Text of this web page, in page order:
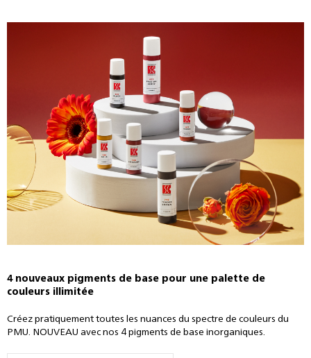
4 nouveaux pigments de base pour une palette de
couleurs illimitée
Créez pratiquement toutes les nuances du spectre de couleurs du
PMU. NOUVEAU avec nos 4 pigments de base inorganiques.